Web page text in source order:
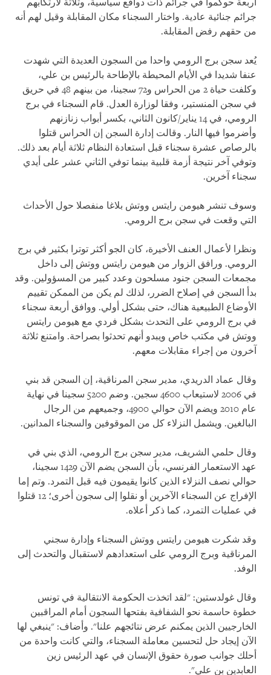
أربعة حوكموا في جرائم ذات دوافع سياسية، وثلاثة لارتكابهم
جرائم جنائية عادية. واختار السجناء مكان المقابلة وقيل لهم أنه
من حقهم رفض المقابلة.
يُعد سجن برج الرومي واحدا من السجون العديدة التي شهدت
عنفا شديدا في الأيام المحيطة بالإطاحة بالرئيس بن علي،
وكلفت حياة 2 من الحراس و72 سجينا، من بينهم 48 في حريق
في سجن المنستير، وفقا لوزارة العدل. قام السجناء في برج
الرومي، في 14 يناير/كانون الثاني، بكسر أبواب زنازنهم
وأضرموا فيها النار. وقالت إدارة السجن إن الحراس قتلوا
بالرصاص عشرة سجناء قبل استعادة النظام ثلاثة أيام بعد ذلك.
وتوفي آخر نتيجة أزمة قلبية بينما توفي الثاني عشر على أيدي
سجناء آخرين.
وسوف تنشر هيومن رايتس ووتش بلاغا منفصلا حول الأحداث
التي وقعت في سجن برج الرومي.
ونظرا لأعمال العنف الأخيرة، كان الجو أكثر توترا بكثير في برج
الرومي. ورافق الزوار من هيومن رايتس ووتش إلى داخل
مجمعات السجن جنود مسلحون وعدد كبير من المسؤولين. وقد
بدأ السجن في إصلاح الضرر، لذلك لم يكن من الممكن تقييم
الأوضاع الطبيعية هناك، حتى بشكل أولي. ووافق أربعة سجناء
في برج الرومي على التحدث بشكل فردي مع هيومن رايتس
ووتش في مكتب خاص ويبدو أنهم تحدثوا بصراحة. وامتنع ثلاثة
آخرون من إجراء مقابلات معهم.
وقال عماد الدريدي، مدير سجن المرناقية، إن السجن قد بني
في 2006 لاستيعاب 4600 سجين. وضم 5200 سجينا في نهاية
عام 2010 ويضم الآن حوالي 4900، وجميعهم من الرجال
البالغين. ويشمل النزلاء كل من الموقوفين والسجناء المدانين.
وقال حلمي الشريف، مدير سجن برج الرومي، الذي بني في
عهد الاستعمار الفرنسي، بأن السجن يضم الآن 1429 سجينا،
حوالي نصف النزلاء الذين كانوا يقيمون فيه قبل التمرد. وتم إما
الإفراج عن السجناء الآخرين أو نقلوا إلى سجون أخرى؛ 12 قتلوا
في عمليات التمرد، كما ذكر أعلاه.
وقد شكرت هيومن رايتس ووتش السجناء وإدارة سجني
المرناقية وبرج الرومي على استعدادهم لاستقبال والتحدث إلى
الوفد.
وقال غولدستين: "لقد اتخذت الحكومة الانتقالية في تونس
خطوة حاسمة نحو الشفافية بفتحها السجون أمام المراقبين
الخارجيين الذين يمكنم عرض نتائجهم علنا". وأضاف: "ينبغي لها
الآن إيجاد حل لتحسين معاملة السجناء، والتي كانت واحدة من
أحلك جوانب صورة حقوق الإنسان في عهد الرئيس زين
العابدين بن علي".